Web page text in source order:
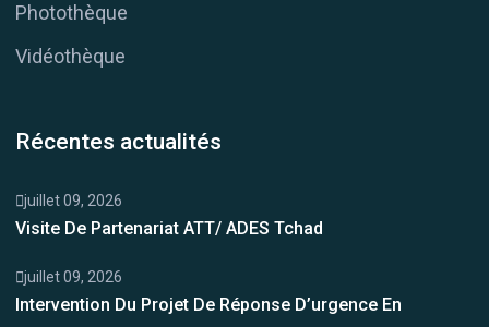
Photothèque
Vidéothèque
Récentes actualités
juillet 09, 2026
Visite De Partenariat ATT/ ADES Tchad
juillet 09, 2026
Intervention Du Projet De Réponse D’urgence En